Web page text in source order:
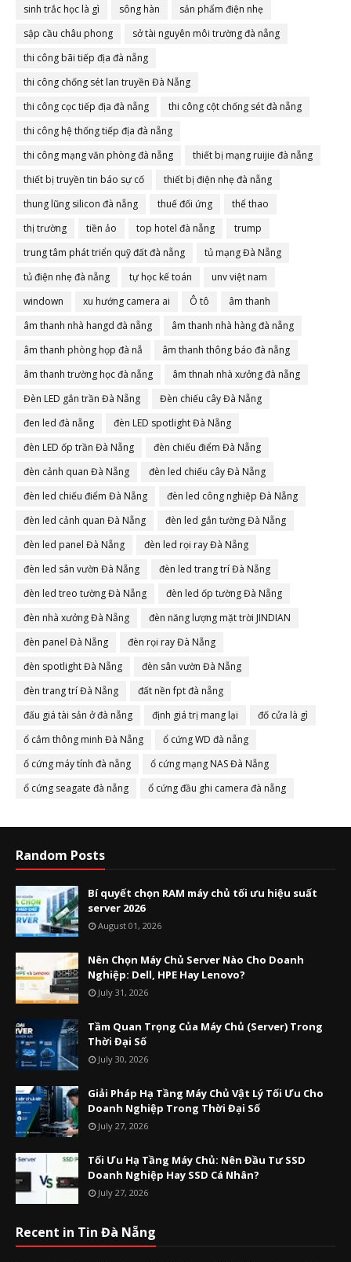
sinh trắc học là gì
sông hàn
sản phẩm điện nhẹ
sập cầu châu phong
sở tài nguyên môi trường đà nẵng
thi công bãi tiếp địa đà nẵng
thi công chống sét lan truyền Đà Nẵng
thi công cọc tiếp địa đà nẵng
thi công cột chống sét đà nẵng
thi công hệ thống tiếp địa đà nẵng
thi công mạng văn phòng đà nẵng
thiết bị mạng ruijie đà nẵng
thiết bị truyền tin báo sự cố
thiết bị điện nhẹ đà nẵng
thung lũng silicon đà nẵng
thuế đối ứng
thể thao
thị trường
tiền ảo top hotel đà nẵng
trump
trung tâm phát triển quỹ đất đà nẵng
tủ mạng Đà Nẵng
tủ điện nhẹ đà nẵng
tự học kế toán
unv việt nam
windown
xu hướng camera ai Ô tô
âm thanh
âm thanh nhà hangd đà nẵng
âm thanh nhà hàng đà nẵng
âm thanh phòng họp đà nẵ
âm thanh thông báo đà nẵng
âm thanh trường học đà nẵng
âm thnah nhà xưởng đà nẵng
Đèn LED gắn trần Đà Nẵng
Đèn chiếu cây Đà Nẵng
đen led đà nẵng
đèn LED spotlight Đà Nẵng
đèn LED ốp trần Đà Nẵng
đèn chiếu điểm Đà Nẵng
đèn cảnh quan Đà Nẵng
đèn led chiếu cây Đà Nẵng
đèn led chiếu điểm Đà Nẵng
đèn led công nghiệp Đà Nẵng
đèn led cảnh quan Đà Nẵng
đèn led gắn tường Đà Nẵng
đèn led panel Đà Nẵng
đèn led rọi ray Đà Nẵng
đèn led sân vườn Đà Nẵng
đèn led trang trí Đà Nẵng
đèn led treo tường Đà Nẵng
đèn led ốp tường Đà Nẵng
đèn nhà xưởng Đà Nẵng
đèn năng lượng mặt trời JINDIAN
đèn panel Đà Nẵng
đèn rọi ray Đà Nẵng
đèn spotlight Đà Nẵng
đèn sân vườn Đà Nẵng
đèn trang trí Đà Nẵng
đất nền fpt đà nẵng
đấu giá tài sản ở đà nẵng
định giá trị mang lại
đố cửa là gì
ổ cắm thông minh Đà Nẵng
ổ cứng WD đà nẵng
ổ cứng máy tính đà nẵng
ổ cứng mạng NAS Đà Nẵng
ổ cứng seagate đà nẵng
ổ cứng đầu ghi camera đà nẵng
Random Posts
Bí quyết chọn RAM máy chủ tối ưu hiệu suất
server 2026
August 01, 2026
Nên Chọn Máy Chủ Server Nào Cho Doanh
Nghiệp: Dell, HPE Hay Lenovo?
July 31, 2026
Tầm Quan Trọng Của Máy Chủ (Server) Trong
Thời Đại Số
July 30, 2026
Giải Pháp Hạ Tầng Máy Chủ Vật Lý Tối Ưu Cho
Doanh Nghiệp Trong Thời Đại Số
July 27, 2026
Tối Ưu Hạ Tầng Máy Chủ: Nên Đầu Tư SSD
Doanh Nghiệp Hay SSD Cá Nhân?
July 27, 2026
Recent in Tin Đà Nẵng